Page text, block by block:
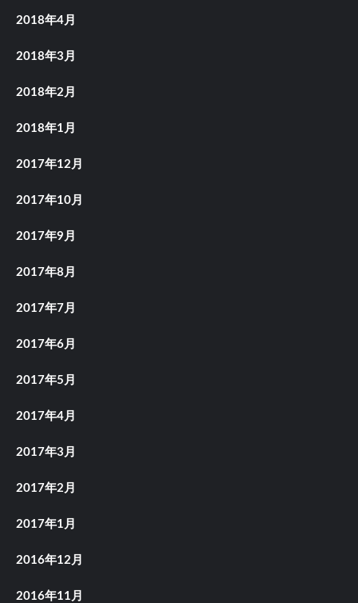
2018年4月
2018年3月
2018年2月
2018年1月
2017年12月
2017年10月
2017年9月
2017年8月
2017年7月
2017年6月
2017年5月
2017年4月
2017年3月
2017年2月
2017年1月
2016年12月
2016年11月